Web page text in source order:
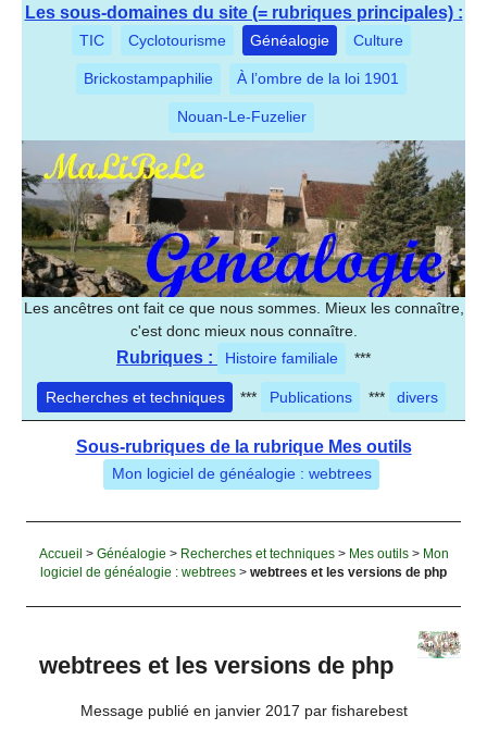
Les sous-domaines du site (= rubriques principales) :
TIC Cyclotourisme Généalogie Culture
Brickostampaphilie À l’ombre de la loi 1901
Nouan-Le-Fuzelier
Les ancêtres ont fait ce que nous sommes. Mieux les connaître,
c'est donc mieux nous connaître.
Rubriques : Histoire familiale ***
Recherches et techniques *** Publications *** divers
Sous-rubriques de la rubrique Mes outils
Mon logiciel de généalogie : webtrees
Accueil > Généalogie > Recherches et techniques> Mes outils> Mon
logiciel de généalogie : webtrees > webtrees et les versions de php
webtrees et les versions de php
Message publié en janvier 2017 par fisharebest